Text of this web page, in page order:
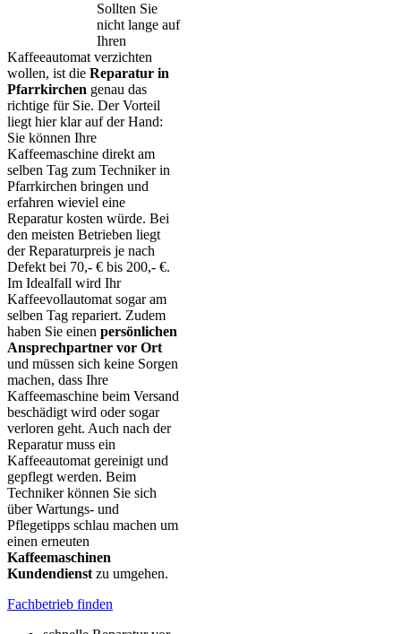
Sollten Sie
nicht lange auf
Ihren
Kaffeeautomat verzichten
wollen, ist die Reparatur in
Pfarrkirchen genau das
richtige für Sie. Der Vorteil
liegt hier klar auf der Hand:
Sie können Ihre
Kaffeemaschine direkt am
selben Tag zum Techniker in
Pfarrkirchen bringen und
erfahren wieviel eine
Reparatur kosten würde. Bei
den meisten Betrieben liegt
der Reparaturpreis je nach
Defekt bei 70,- € bis 200,- €.
Im Idealfall wird Ihr
Kaffeevollautomat sogar am
selben Tag repariert. Zudem
haben Sie einen persönlichen
Ansprechpartner vor Ort
und müssen sich keine Sorgen
machen, dass Ihre
Kaffeemaschine beim Versand
beschädigt wird oder sogar
verloren geht. Auch nach der
Reparatur muss ein
Kaffeeautomat gereinigt und
gepflegt werden. Beim
Techniker können Sie sich
über Wartungs- und
Pflegetipps schlau machen um
einen erneuten
Kaffeemaschinen
Kundendienst zu umgehen.
Fachbetrieb finden